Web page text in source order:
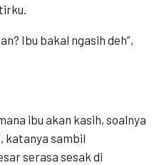
Ibu bakal ngasih deh”,
ibu akan kasih, soalnya
katanya sambil
serasa sesak di